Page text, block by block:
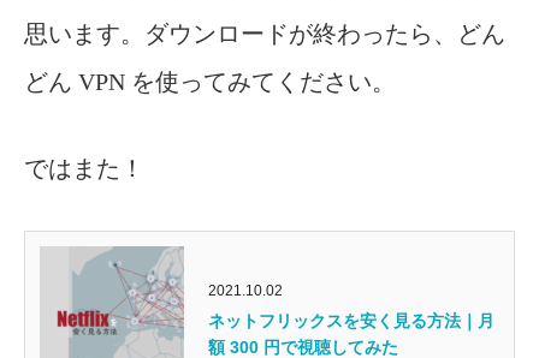
思います。 ダウンロードが終わったら、どん
どん VPN を使ってみてください。
ではまた！
2021.10.02
ネットフリックスを安く見る方法｜月
額 300 円で視聴してみた